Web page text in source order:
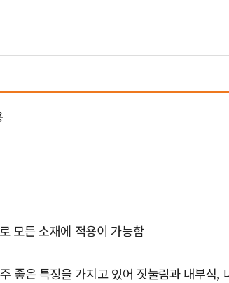
모든 소재에 적용이 가능함
좋은 특징을 가지고 있어 짓눌림과 내부식,